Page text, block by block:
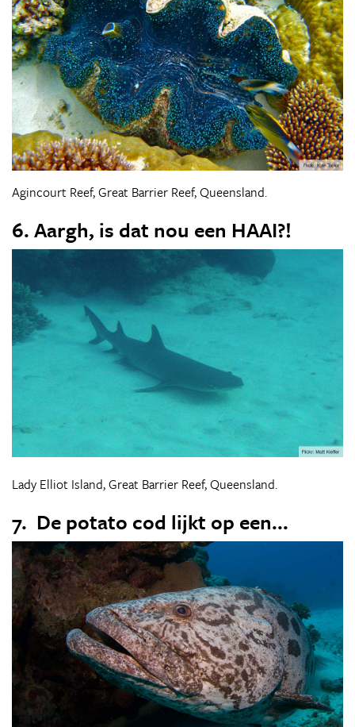
Agincourt Reef, Great Barrier Reef, Queensland.
6. Aargh, is dat nou een HAAI?!
Lady Elliot Island, Great Barrier Reef, Queensland.
7. De potato cod lijkt op een...